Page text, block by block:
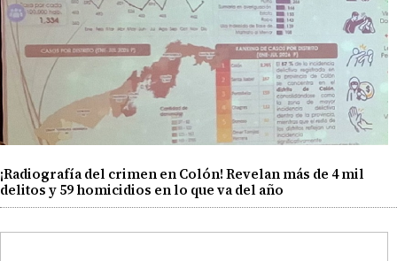
¡Radiografía del crimen en Colón! Revelan más de 4 mil
delitos y 59 homicidios en lo que va del año